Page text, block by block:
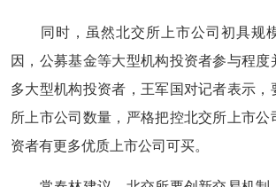
同时，虽然北交所上市公司初具规
因，公募基金等大型机构投资者参与程度
多大型机构投资者，王军国对记者表示，
所上市公司数量，严格把控北交所上市公
资者有更多优质上市公司可买。